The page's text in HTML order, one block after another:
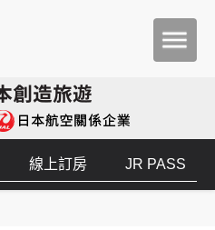
線上訂房 JR PASS